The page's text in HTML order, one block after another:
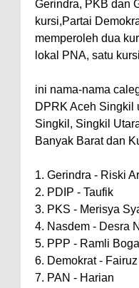
Gerindra, PKB dan
kursi,Partai
memperoleh dua
lokal PNA, satu
ini nama-nama
DPRK Aceh Singkil
Singkil, Singkil
Banyak Barat dan
1. Gerindra - Riski
2. PDIP - Taufik
3. PKS - Merisya
4. Nasdem - Desra
5. PPP - Ramli Boga
6. Demokrat -
7. PAN - Harian